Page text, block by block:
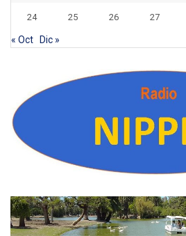
24 25 26 27
« Oct Dic »